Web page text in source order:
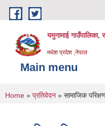
Skip to main content
यमुनामाई
मधेश प्रदेश ,नेपाल
Main menu
You are here
Home » प्रतिवेदन » सामाजिक